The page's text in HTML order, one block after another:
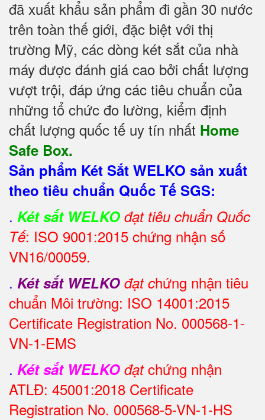
đã xuất khẩu sản phẩm đi gần 30 nước
trên toàn thế giới, đặc biệt với thị
trường Mỹ, các dòng két sắt của nhà
máy được đánh giá cao bởi chất lượng
vượt trội, đáp ứng các tiêu chuẩn của
những tổ chức đo lường, kiểm định
chất lượng quốc tế uy tín nhất Home
Safe Box.
Sản phẩm Két Sắt WELKO sản xuất
theo tiêu chuẩn Quốc Tế SGS:
. Két sắt WELKO đạt tiêu chuẩn Quốc
Tế: ISO 9001:2015 chứng nhận số
VN16/00059.
. Két sắt WELKO đạt chứng nhận tiêu
chuẩn Môi trường: ISO 14001:2015
Certificate Registration No. 000568-1-
VN-1-EMS
. Két sắt WELKO đạtchứng nhận
ATLĐ: 45001:2018 Certificate
Registration No. 000568-5-VN-1-HS